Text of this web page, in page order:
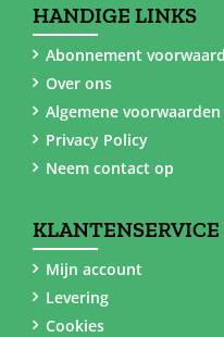
HANDIGE LINKS
Abonnement
Over ons
Algemene voorwaarden
Privacy Policy
Neem contact op
KLANTENSERVICE
Mijn account
Levering
Cookies